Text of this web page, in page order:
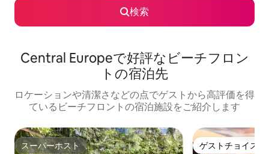
検索
Central Europeで好評なビーチフロン
トの宿泊先
ロケーションや清潔さなどの点でゲストから高評価を得
ているビーチフロントの宿泊施設をご紹介します
スーパーホスト
スーパーホスト ゲストチョイス
ゲストチョイス